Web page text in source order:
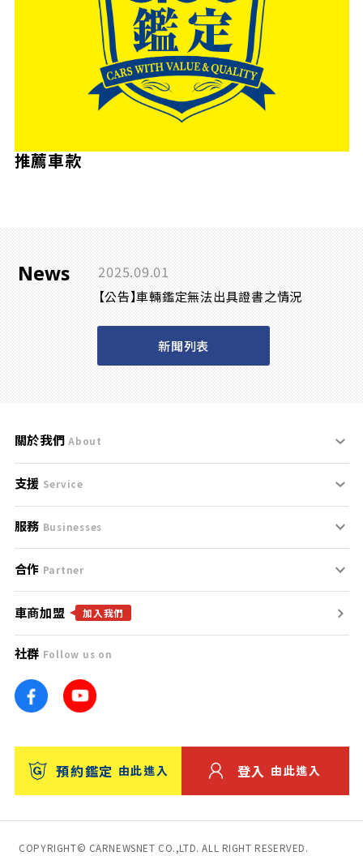
推薦車款
News 2025.09.01
【公告】車輛鑑定無法出具證書之情況
新聞列表
關於我們 About
刊登規範
服務條款
免責聲明
隱私權政策
團隊
車訊網
台灣優良中古車商大獎
支援 Service
支援中心
聯絡我們
服務 Businesses
什麼是Goo鑑定？
找好車
找好店
找海外車
消費者評價
保固
合作 Partner
合作夥伴
廣告合作
車商加盟 加入我們
社群 Follow us on
預約鑑定 由此進入 登入 由此進入
COPYRIGHT© CARNEWSNET CO.,LTD. ALL RIGHT RESERVED.